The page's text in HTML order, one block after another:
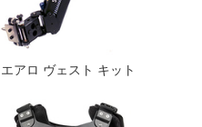
アロ ヴェスト キット